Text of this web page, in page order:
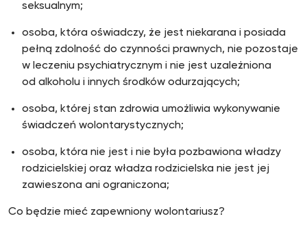
seksualnym;
osoba, która oświadczy, że jest niekarana i posiada
pełną zdolność do czynności prawnych, nie pozostaje
w leczeniu psychiatrycznym i nie jest uzależniona
od alkoholu i innych środków odurzających;
osoba, której stan zdrowia umożliwia wykonywanie
świadczeń wolontarystycznych;
osoba, która nie jest i nie była pozbawiona władzy
rodzicielskiej oraz władza rodzicielska nie jest jej
zawieszona ani ograniczona;
Co będzie mieć zapewniony wolontariusz?